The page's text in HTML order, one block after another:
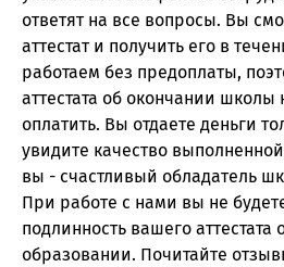
ответят на все вопросы. Вы
аттестат и получить его в
работаем без предоплаты,
аттестата об окончании школы
оплатить. Вы отдаете деньги
увидите качество
вы - счастливый обладатель
При работе с нами вы не
подлинность вашего
образовании. Почитайте